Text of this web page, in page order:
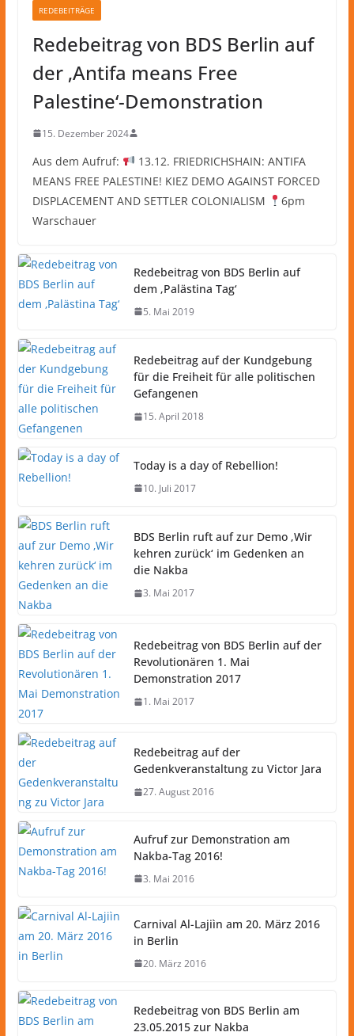
REDEBEITRÄGE
Redebeitrag von BDS Berlin auf
der ‚Antifa means Free
Palestine‘-Demonstration
15. Dezember 2024
Aus dem Aufruf:
13.12. FRIEDRICHSHAIN: ANTIFA
MEANS FREE PALESTINE! KIEZ DEMO AGAINST FORCED
DISPLACEMENT AND SETTLER COLONIALISM
6pm
Warschauer
Redebeitrag von BDS Berlin auf
dem ‚Palästina Tag‘
5. Mai 2019
Redebeitrag auf der Kundgebung
für die Freiheit für alle politischen
Gefangenen
15. April 2018
Today is a day of Rebellion!
10. Juli 2017
BDS Berlin ruft auf zur Demo ‚Wir
kehren zurück‘ im Gedenken an
die Nakba
3. Mai 2017
Redebeitrag von BDS Berlin auf der
Revolutionären 1. Mai
Demonstration 2017
1. Mai 2017
Redebeitrag auf der
Gedenkveranstaltung zu Victor Jara
27. August 2016
Aufruf zur Demonstration am
Nakba-Tag 2016!
3. Mai 2016
Carnival Al-Lajiìn am 20. März 2016
in Berlin
20. März 2016
Redebeitrag von BDS Berlin am
23.05.2015 zur Nakba